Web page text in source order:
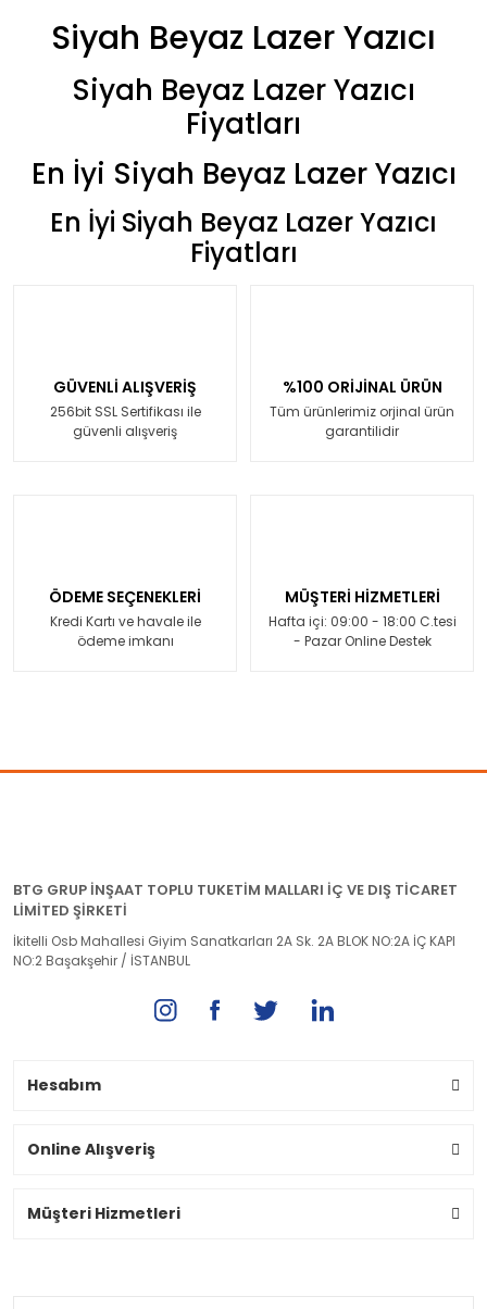
Siyah Beyaz Lazer Yazıcı
Siyah Beyaz Lazer Yazıcı
Fiyatları
En İyi Siyah Beyaz Lazer Yazıcı
En İyi Siyah Beyaz Lazer Yazıcı
Fiyatları
GÜVENLİ ALIŞVERİŞ
256bit SSL Sertifikası ile
güvenli alışveriş
%100 ORİJİNAL ÜRÜN
Tüm ürünlerimiz orjinal ürün
garantilidir
ÖDEME SEÇENEKLERİ
Kredi Kartı ve havale ile
ödeme imkanı
MÜŞTERİ HİZMETLERİ
Hafta içi: 09:00 - 18:00 C.tesi
- Pazar Online Destek
BTG GRUP İNŞAAT TOPLU TUKETİM MALLARI İÇ VE DIŞ TİCARET
LİMİTED ŞİRKETİ
İkitelli Osb Mahallesi Giyim Sanatkarları 2A Sk. 2A BLOK NO:2A İÇ KAPI
NO:2 Başakşehir / İSTANBUL
Hesabım
Online Alışveriş
Müşteri Hizmetleri